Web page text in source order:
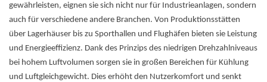
gewährleisten, eignen sie sich nicht nur für Industrieanlagen, sondern
auch für verschiedene andere Branchen. Von Produktionsstätten
über Lagerhäuser bis zu Sporthallen und Flughäfen bieten sie Leistung
und Energieeffizienz. Dank des Prinzips des niedrigen Drehzahlniveaus
bei hohem Luftvolumen sorgen sie in großen Bereichen für Kühlung
und Luftgleichgewicht. Dies erhöht den Nutzerkomfort und senkt